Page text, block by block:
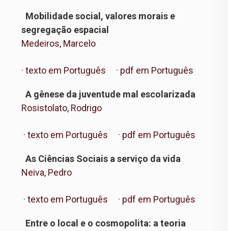
Mobilidade social, valores morais e
segregação espacial
Medeiros, Marcelo
· texto em Português · pdf em Português
A gênese da juventude mal escolarizada
Rosistolato, Rodrigo
· texto em Português · pdf em Português
As Ciências Sociais a serviço da vida
Neiva, Pedro
· texto em Português · pdf em Português
Entre o local e o cosmopolita: a teoria